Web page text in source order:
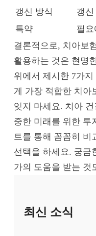
갱신 방식
갱
특약
필
결론적으로, 치아보
활용하는 것은 현명
위에서 제시한 7가
게 가장 적합한 치아
잊지 마세요. 치아
중한 미래를 위한 투
트를 통해 꼼꼼히 비
선택을 하세요. 궁금
가의 도움을 받는 것
최신 소식